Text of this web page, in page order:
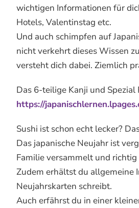
wichtigen Informationen für
Hotels, Valentinstag etc.
Und auch schimpfen auf
nicht verkehrt dieses Wissen
versteht dich dabei. Ziemlich
Das 6-teilige Kanji und
https://
Sushi ist schon echt lecker?
Das japanische Neujahr ist
Familie versammelt und
Zudem erhältst du allgemeine
Neujahrskarten schreibt.
Auch erfährst du in einer